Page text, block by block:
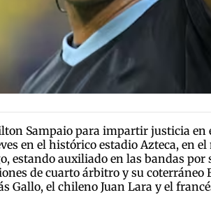
Sampaio para impartir justicia en
en el histórico estadio Azteca, en
estando auxiliado en las bandas
de cuarto árbitro y su coterráneo
Gallo, el chileno Juan Lara y el